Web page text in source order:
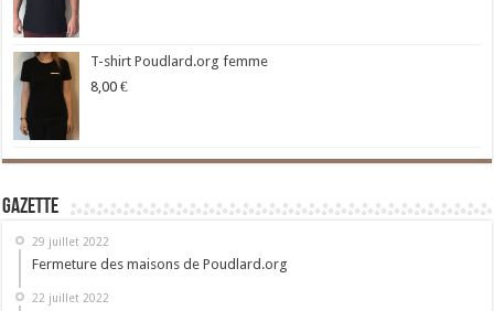
T-shirt Poudlard.org femme
8,00 €
Gazette
29 juillet 2022
Fermeture des maisons de Poudlard.org
22 juillet 2022